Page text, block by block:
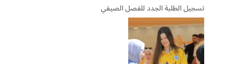
تسجيل الطلبة الجدد للفصل الصيفي